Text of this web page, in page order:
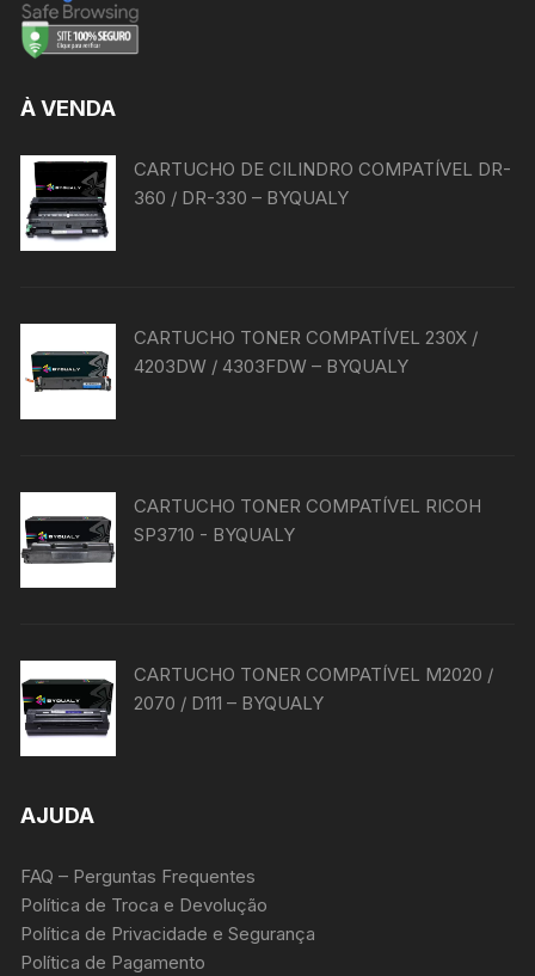
À VENDA
CARTUCHO DE CILINDRO COMPATÍVEL DR-
360 / DR-330 – BYQUALY
CARTUCHO TONER COMPATÍVEL 230X /
4203DW / 4303FDW – BYQUALY
CARTUCHO TONER COMPATÍVEL RICOH
SP3710 - BYQUALY
CARTUCHO TONER COMPATÍVEL M2020 /
2070 / D111 – BYQUALY
AJUDA
FAQ – Perguntas Frequentes
Política de Troca e Devolução
Política de Privacidade e Segurança
Política de Pagamento